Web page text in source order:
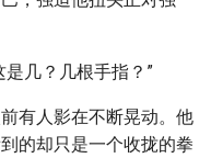
几？几根手指？”
有人影在不断晃动。他
的却只是一个收拢的拳